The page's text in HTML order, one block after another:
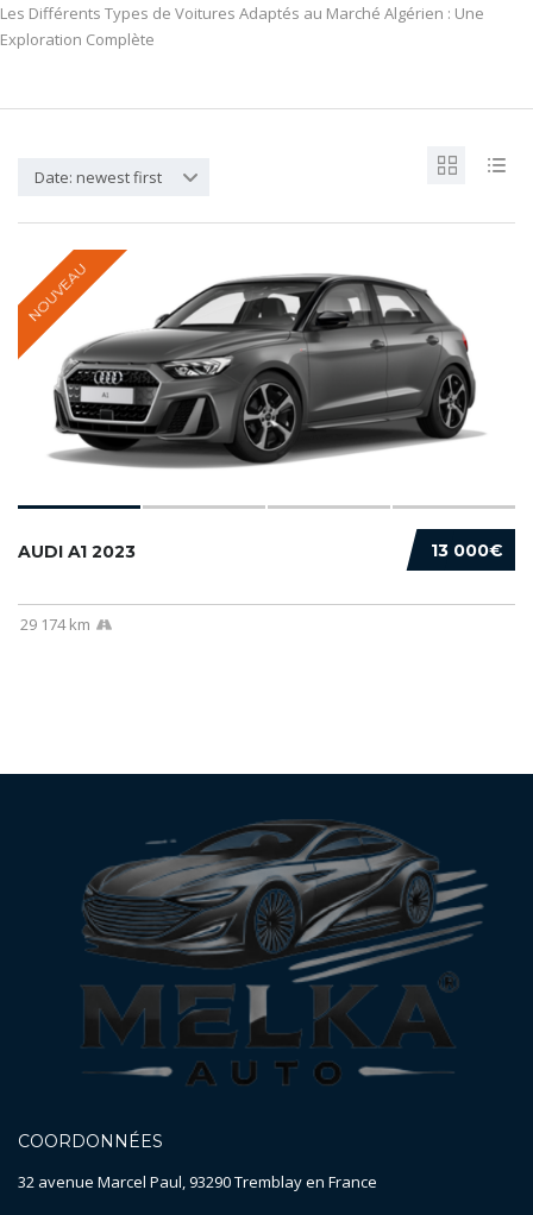
Les Différents Types de Voitures Adaptés au Marché Algérien : Une
Exploration Complète
Date: newest first
NOUVEAU
13 000€
AUDI A1 2023
29 174 km
COORDONNÉES
32 avenue Marcel Paul, 93290 Tremblay en France